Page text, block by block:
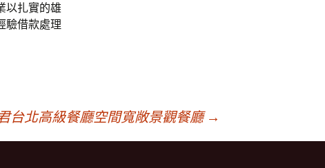
以扎實的雄
驗借款處理
台北高級餐廳空間寬敞景觀餐廳 →